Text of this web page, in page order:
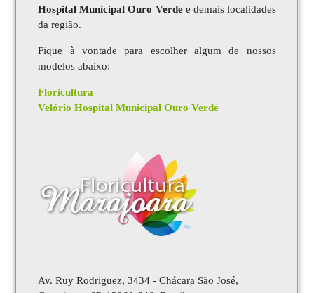
Hospital Municipal Ouro Verdee demais localidades
da região.
Fique à vontade para escolher algum de nossos
modelos abaixo:
Floricultura
Velório Hospital Municipal Ouro Verde
Av. Ruy Rodriguez, 3434 - Chácara São José,